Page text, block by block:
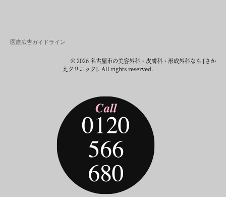
医療広告ガイドライン
© 2026 名古屋市の美容外科・皮膚科・形成外科なら [さか
えクリニック]. All rights reserved.